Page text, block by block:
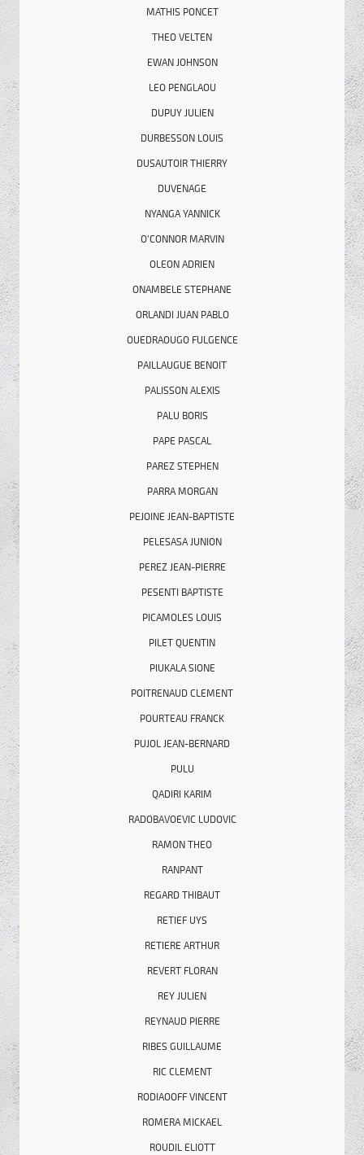
MATHIS PONCET
THEO VELTEN
EWAN JOHNSON
LEO PENGLAOU
DUPUY JULIEN
DURBESSON LOUIS
DUSAUTOIR THIERRY
DUVENAGE
NYANGA YANNICK
O’CONNOR MARVIN
OLEON ADRIEN
ONAMBELE STEPHANE
ORLANDI JUAN PABLO
OUEDRAOUGO FULGENCE
PAILLAUGUE BENOIT
PALISSON ALEXIS
PALU BORIS
PAPE PASCAL
PAREZ STEPHEN
PARRA MORGAN
PEJOINE JEAN-BAPTISTE
PELESASA JUNION
PEREZ JEAN-PIERRE
PESENTI BAPTISTE
PICAMOLES LOUIS
PILET QUENTIN
PIUKALA SIONE
POITRENAUD CLEMENT
POURTEAU FRANCK
PUJOL JEAN-BERNARD
PULU
QADIRI KARIM
RADOBAVOEVIC LUDOVIC
RAMON THEO
RANPANT
REGARD THIBAUT
RETIEF UYS
RETIERE ARTHUR
REVERT FLORAN
REY JULIEN
REYNAUD PIERRE
RIBES GUILLAUME
RIC CLEMENT
RODIAOOFF VINCENT
ROMERA MICKAEL
ROUDIL ELIOTT